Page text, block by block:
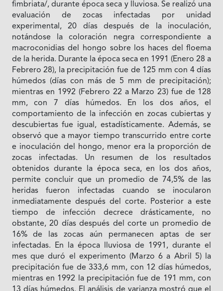
fimbriata/, durante época seca y lluviosa. Se realizó una
evaluación de zocas infectadas por unidad
experimental, 20 días después de la inoculación,
notándose la coloración negra correspondiente a
macroconidias del hongo sobre los haces del floema
de la herida. Durante la época seca en 1991 (Enero 28 a
Febrero 28), la precipitación fue de 125 mm con 4 días
húmedos (días con más de 5 mm de precipitación);
mientras en 1992 (Febrero 22 a Marzo 23) fue de 128
mm, con 7 días húmedos. En los dos años, el
comportamiento de la infección en zocas cubiertas y
descubiertas fue igual, estadísticamente. Además, se
observó que a mayor tiempo transcurrido entre corte
e inoculación del hongo, menor era la proporción de
zocas infectadas. Un resumen de los resultados
obtenidos durante la época seca, en los dos años,
permite concluir que un promedio de 74,5% de las
heridas fueron infectadas cuando se inocularon
inmediatamente después del corte. Posterior a este
tiempo de infección decrece drásticamente, no
obstante, 20 días después del corte un promedio de
16% de las zocas aún permanecen aptas de ser
infectadas. En la época lluviosa de 1991, durante el
mes que duró el experimento (Marzo 6 a Abril 5) la
precipitación fue de 333,6 mm, con 12 días húmedos,
mientras en 1992 la precipitación fue de 191 mm, con